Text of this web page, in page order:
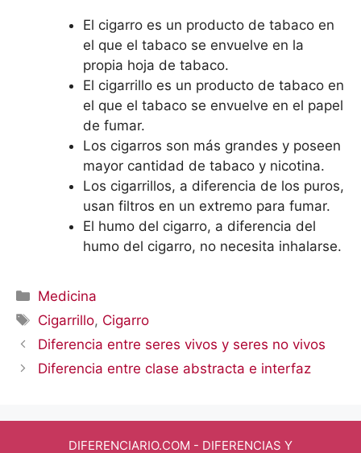
El cigarro es un producto de tabaco en
el que el tabaco se envuelve en la
propia hoja de tabaco.
El cigarrillo es un producto de tabaco en
el que el tabaco se envuelve en el papel
de fumar.
Los cigarros son más grandes y poseen
mayor cantidad de tabaco y nicotina.
Los cigarrillos, a diferencia de los puros,
usan filtros en un extremo para fumar.
El humo del cigarro, a diferencia del
humo del cigarro, no necesita inhalarse.
Categorías
Medicina
Etiquetas
Cigarrillo, Cigarro
Diferencia entre seres vivos y seres no vivos
Diferencia entre clase abstracta e interfaz
DIFERENCIARIO.COM - DIFERENCIAS Y